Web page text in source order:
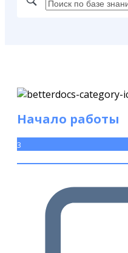
Начало работы
3